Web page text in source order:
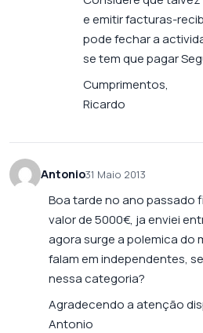
e emitir facturas-
pode fechar a
se tem que pagar
Cumprimentos,
Ricardo
Antonio31 Maio 2013
Boa tarde no ano passado
valor de 5000€, ja enviei
agora surge a polemica do
falam em independentes,
nessa categoria?
Agradecendo a atenção
Antonio